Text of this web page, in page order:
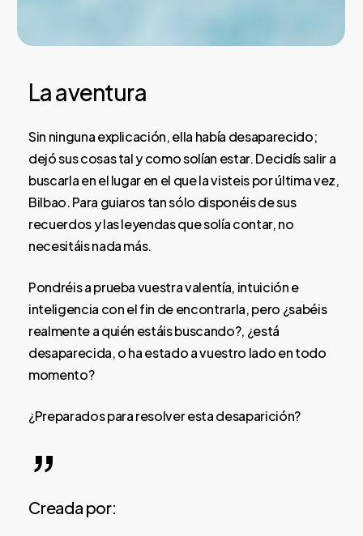
La aventura
Sin ninguna explicación, ella había desaparecido;
dejó sus cosas tal y como solían estar. Decidís salir a
buscarla en el lugar en el que la visteis por última vez,
Bilbao. Para guiaros tan sólo disponéis de sus
recuerdos y las leyendas que solía contar, no
necesitáis nada más.
Pondréis a prueba vuestra valentía, intuición e
inteligencia con el fin de encontrarla, pero ¿sabéis
realmente a quién estáis buscando?, ¿está
desaparecida, o ha estado a vuestro lado en todo
momento?
¿Preparados para resolver esta desaparición?
”
Creada por: